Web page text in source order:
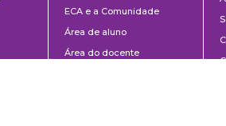
ECA e a Comunidade
Área de aluno
Área do docente